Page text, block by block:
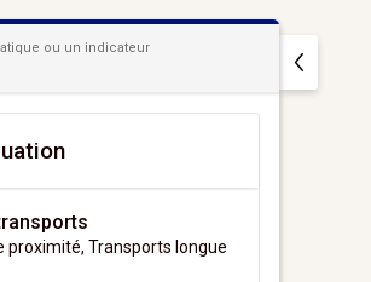
ou un indicateur
proximité, Transports longue